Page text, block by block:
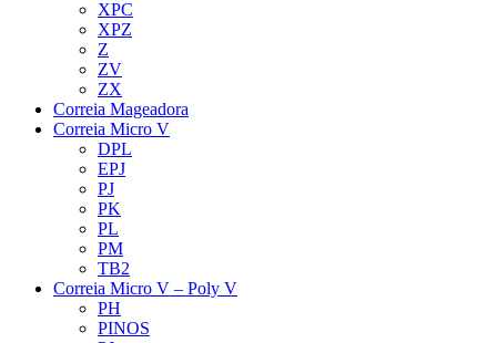
XPC
XPZ
Z
ZV
ZX
Correia Mageadora
Correia Micro V
DPL
EPJ
PJ
PK
PL
PM
TB2
Correia Micro V – Poly V
PH
PINOS